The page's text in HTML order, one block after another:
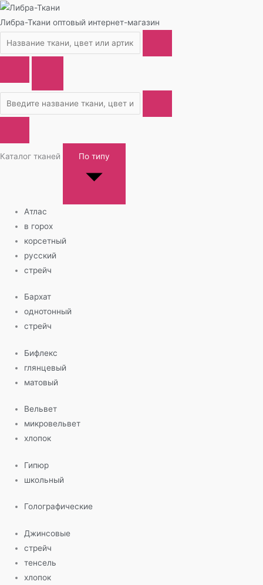
Либра-Ткани оптовый интернет-магазин
Каталог тканей По типу
Атлас
в горох
корсетный
русский
стрейч
Бархат
однотонный
стрейч
Бифлекс
глянцевый
матовый
Вельвет
микровельвет
хлопок
Гипюр
школьный
Голографические
Джинсовые
стрейч
тенсель
хлопок